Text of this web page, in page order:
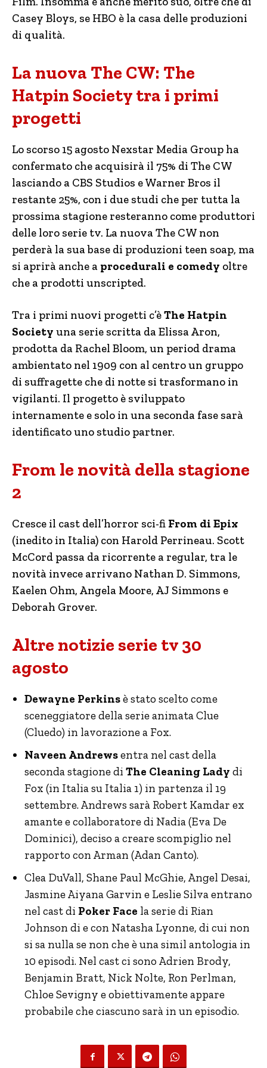
Casey Bloys, se HBO è la casa delle produzioni
di qualità.
La nuova The CW: The
Hatpin Society tra i primi
progetti
Lo scorso 15 agosto Nexstar Media Group ha
confermato che acquisirà il 75% di The CW
lasciando a CBS Studios e Warner Bros il
restante 25%, con i due studi che per tutta la
prossima stagione resteranno come produttori
delle loro serie tv. La nuova The CW non
perderà la sua base di produzioni teen soap, ma
si aprirà anche a procedurali e comedy oltre
che a prodotti unscripted.
Tra i primi nuovi progetti c’èThe Hatpin
Society una serie scritta da Elissa Aron,
prodotta da Rachel Bloom, un period drama
ambientato nel 1909 con al centro un gruppo
di suffragette che di notte si trasformano in
vigilanti. Il progetto è sviluppato
internamente e solo in una seconda fase sarà
identificato uno studio partner.
From le novità della stagione
2
Cresce il cast dell’horror sci-fi From di Epix
(inedito in Italia) con Harold Perrineau. Scott
McCord passa da ricorrente a regular, tra le
novità invece arrivano Nathan D. Simmons,
Kaelen Ohm, Angela Moore, AJ Simmons e
Deborah Grover.
Altre notizie serie tv 30
agosto
Dewayne Perkinsè stato scelto come
sceneggiatore della serie animata Clue
(Cluedo) in lavorazione a Fox.
Naveen Andrewsentra nel cast della
seconda stagione di The Cleaning Lady di
Fox (in Italia su Italia 1) in partenza il 19
settembre. Andrews sarà Robert Kamdar ex
amante e collaboratore di Nadia (Eva De
Dominici), deciso a creare scompiglio nel
rapporto con Arman (Adan Canto).
Clea DuVall, Shane Paul McGhie, Angel Desai,
Jasmine Aiyana Garvin e Leslie Silva entrano
nel cast di Poker Face la serie di Rian
Johnson di e con Natasha Lyonne, di cui non
si sa nulla se non che è una simil antologia in
10 episodi. Nel cast ci sono Adrien Brody,
Benjamin Bratt, Nick Nolte, Ron Perlman,
Chloe Sevigny e obiettivamente appare
probabile che ciascuno sarà in un episodio.